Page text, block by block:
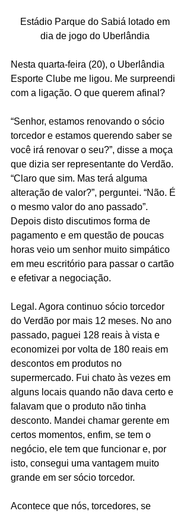
dia de jogo do Uberlândia
Nesta quarta-feira (20), o Uberlândia
Esporte Clube me ligou. Me surpreendi
com a ligação. O que querem afinal?
“Senhor, estamos renovando o sócio
torcedor e estamos querendo saber se
você irá renovar o seu?”, disse a moça
que dizia ser representante do Verdão.
“Claro que sim. Mas terá alguma
alteração de valor?”, perguntei. “Não. É
o mesmo valor do ano passado”.
Depois disto discutimos forma de
pagamento e em questão de poucas
horas veio um senhor muito simpático
em meu escritório para passar o cartão
e efetivar a negociação.
Legal. Agora continuo sócio torcedor
do Verdão por mais 12 meses. No ano
passado, paguei 128 reais à vista e
economizei por volta de 180 reais em
descontos em produtos no
supermercado. Fui chato às vezes em
alguns locais quando não dava certo e
falavam que o produto não tinha
desconto. Mandei chamar gerente em
certos momentos, enfim, se tem o
negócio, ele tem que funcionar e, por
isto, consegui uma vantagem muito
grande em ser sócio torcedor.
Acontece que nós, torcedores, se